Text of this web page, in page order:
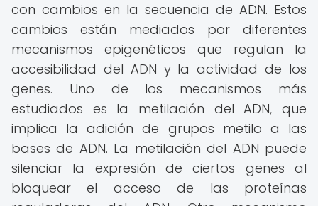
con cambios en la secuencia de ADN. Estos
cambios están mediados por diferentes
mecanismos epigenéticos que regulan la
accesibilidad del ADN y la actividad de los
genes. Uno de los mecanismos más
estudiados es la metilación del ADN, que
implica la adición de grupos metilo a las
bases de ADN. La metilación del ADN puede
silenciar la expresión de ciertos genes al
bloquear el acceso de las proteínas